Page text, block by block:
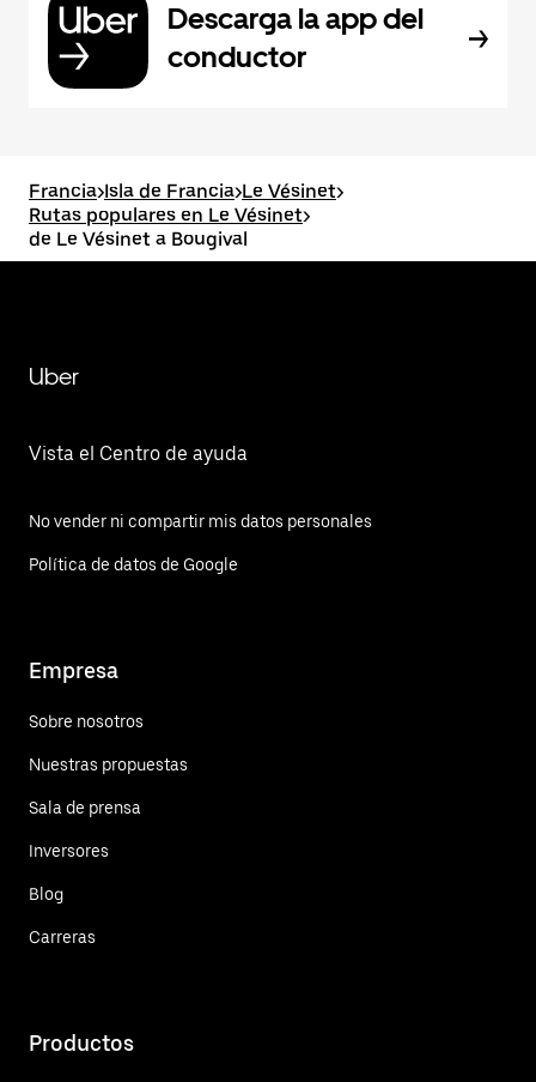
Descarga la app del
conductor
Francia>Isla de Francia>Le Vésinet>
Rutas populares en Le Vésinet>
de Le Vésinet a Bougival
Uber
Vista el Centro de ayuda
No vender ni compartir mis datos personales
Política de datos de Google
Empresa
Sobre nosotros
Nuestras propuestas
Sala de prensa
Inversores
Blog
Carreras
Productos